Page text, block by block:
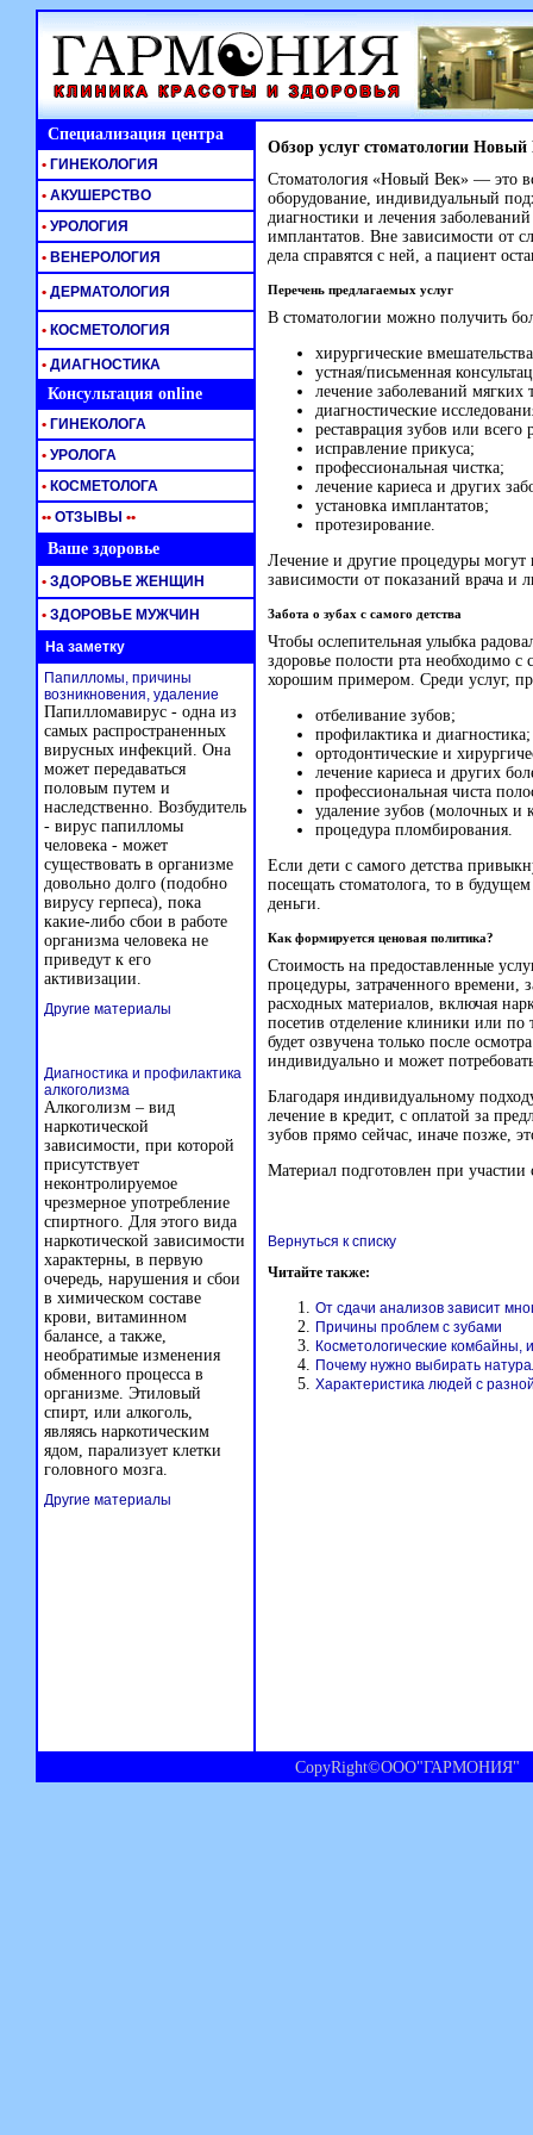
Специализация центра Обзор услуг стоматологии Новый
Стоматология «Новый Век» — это
оборудование, индивидуальный
диагностики и лечения
имплантатов. Вне зависимости от
дела справятся с ней, а пациент
Перечень предлагаемых услуг
В стоматологии можно получить
хирургические
устная/письменная
лечение заболеваний мягких
диагностические
реставрация зубов или всего
исправление прикуса;
профессиональная чистка;
лечение кариеса и других
установка имплантатов;
протезирование.
Лечение и другие процедуры
зависимости от показаний врача и
Забота о зубах с самого детства
Чтобы ослепительная улыбка
здоровье полости рта необходимо с
хорошим примером. Среди услуг,
отбеливание зубов;
профилактика и диагностика;
ортодонтические и
лечение кариеса и других
профессиональная чиста
удаление зубов (молочных и
процедура пломбирования.
Если дети с самого детства
посещать стоматолога, то в
деньги.
Как формируется ценовая политика?
Стоимость на предоставленные
процедуры, затраченного времени,
расходных материалов, включая
посетив отделение клиники или по
будет озвучена только после
индивидуально и может
Благодаря индивидуальному
лечение в кредит, с оплатой за
зубов прямо сейчас, иначе позже,
Материал подготовлен при участии
Вернуться к списку
Читайте также:
От сдачи анализов зависит
Причины проблем с зубами
Косметологические комбайны,
Почему нужно выбирать
Характеристика людей с
• ГИНЕКОЛОГИЯ
• АКУШЕРСТВО
• УРОЛОГИЯ
• ВЕНЕРОЛОГИЯ
• ДЕРМАТОЛОГИЯ
• КОСМЕТОЛОГИЯ
• ДИАГНОСТИКА
Консультация online
• ГИНЕКОЛОГА
• УРОЛОГА
• КОСМЕТОЛОГА
•• ОТЗЫВЫ ••
Ваше здоровье
• ЗДОРОВЬЕ ЖЕНЩИН
• ЗДОРОВЬЕ МУЖЧИН
На заметку
Папилломы, причины
возникновения, удаление
Папилломавирус - одна из
самых распространенных
вирусных инфекций. Она
может передаваться
половым путем и
наследственно. Возбудитель
- вирус папилломы
человека - может
существовать в организме
довольно долго (подобно
вирусу герпеса), пока
какие-либо сбои в работе
организма человека не
приведут к его
активизации.
Другие материалы
Диагностика и профилактика
алкоголизма
Алкоголизм – вид
наркотической
зависимости, при которой
присутствует
неконтролируемое
чрезмерное употребление
спиртного. Для этого вида
наркотической зависимости
характерны, в первую
очередь, нарушения и сбои
в химическом составе
крови, витаминном
балансе, а также,
необратимые изменения
обменного процесса в
организме. Этиловый
спирт, или алкоголь,
являясь наркотическим
ядом, парализует клетки
головного мозга.
Другие материалы